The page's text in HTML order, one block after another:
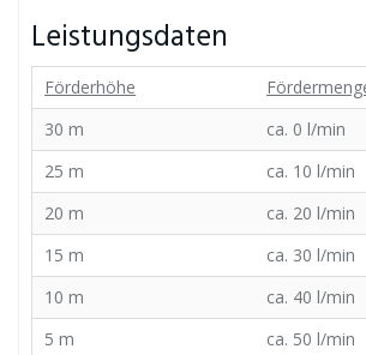
Leistungsdaten
Förderhöhe
30 m
ca. 0 l/min
25 m
ca. 10 l/min
20 m
ca. 20 l/min
15 m
ca. 30 l/min
10 m
ca. 40 l/min
5 m
ca. 50 l/min